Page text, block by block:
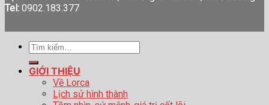
Tel: 0902.183.377
Tìm
kiếm:
GIỚI THIỆU
Về Lorca
Lịch sử hình thành